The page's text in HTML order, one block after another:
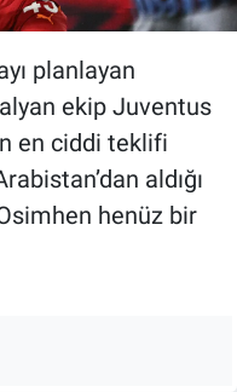
planlayan
ekip Juventus
en ciddi teklifi
aldığı
henüz bir